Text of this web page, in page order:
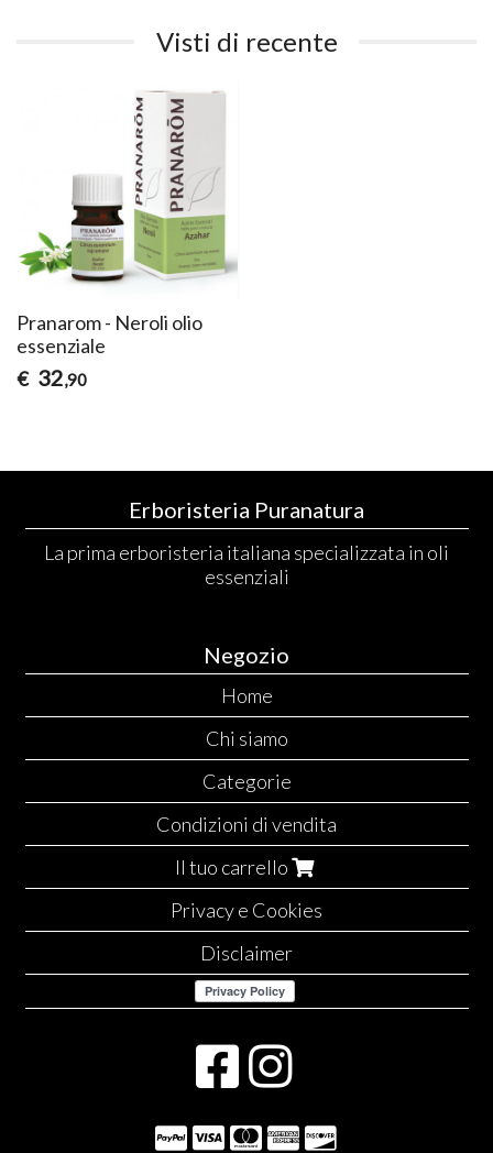
Visti di recente
Pranarom - Neroli olio
essenziale
€ 32,90
Erboristeria Puranatura
La prima erboristeria italiana specializzata in oli
essenziali
Negozio
Home
Chi siamo
Categorie
Condizioni di vendita
Il tuo carrello
Privacy e Cookies
Disclaimer